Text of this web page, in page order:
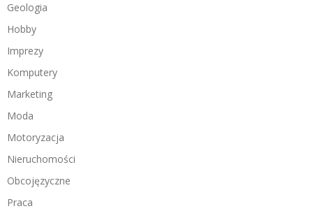
Geologia
Hobby
Imprezy
Komputery
Marketing
Moda
Motoryzacja
Nieruchomości
Obcojęzyczne
Praca